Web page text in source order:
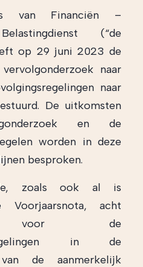
van Financiën –
(“de
op 29 juni 2023 de
naar
naar
De uitkomsten
en de
worden in deze
besproken.
zoals ook al is
acht
voor de
in de
de aanmerkelijk